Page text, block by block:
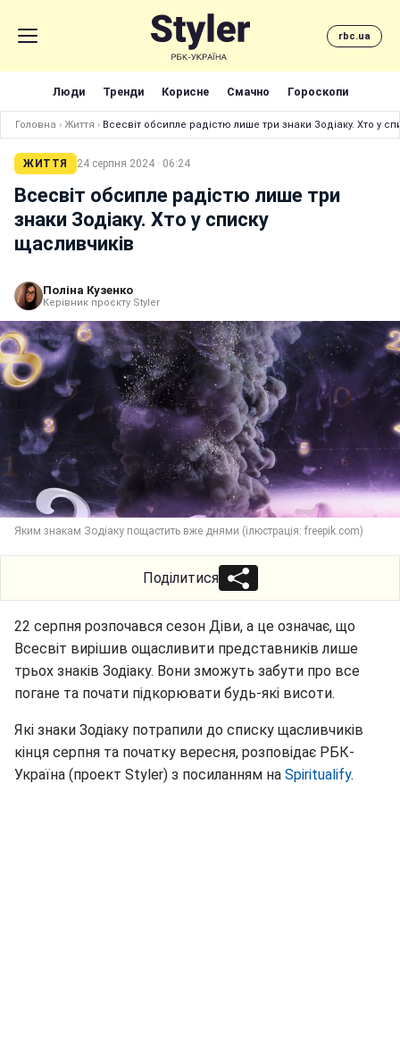
rbc.ua
Люди Тренди Корисне Смачно Гороскопи
Головна › Життя › Всесвіт обсипле радістю лише три знаки Зодіаку. Хто у
ЖИТТЯ 24 серпня 2024 · 06:24
Всесвіт обсипле радістю лише три
знаки Зодіаку. Хто у списку
щасливчиків
Поліна Кузенко
Керівник проєкту Styler
Яким знакам Зодіаку пощастить вже днями (ілюстрація: freepik.com)
Поділитися
22 серпня розпочався сезон Діви, а це означає, що
Всесвіт вирішив ощасливити представників лише
трьох знаків Зодіаку. Вони зможуть забути про все
погане та почати підкорювати будь-які висоти.
Які знаки Зодіаку потрапили до списку щасливчиків
кінця серпня та початку вересня, розповідає РБК-
Україна (проект Styler) з посиланням на Spiritualify.